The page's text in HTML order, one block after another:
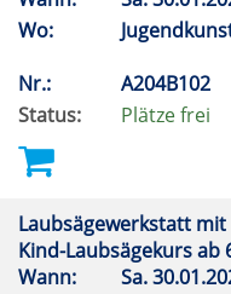
Wo:
Nr.:
A204B102
Status:
Plätze frei
Laubsägewerkstatt
Kind-Laubsägekurs ab
Wann:
Sa.